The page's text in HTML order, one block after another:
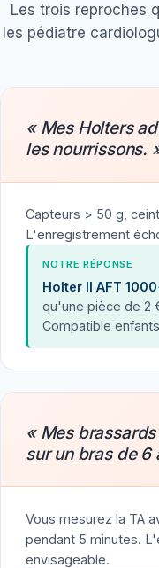
Les trois reproches
les pédiatre
« Mes Holters
les nourrissons.
Capteurs > 50 g,
L'enregistrement
NOTRE RÉPONSE
Holter II AFT
qu'une pièce de 2
Compatible
« Mes
sur un bras de 6
Vous mesurez la TA
pendant 5 minutes.
envisageable.